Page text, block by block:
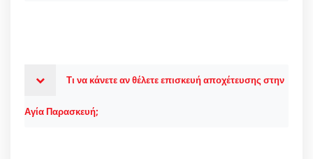
Τι να κάνετε αν θέλετε επισκευή αποχέτευσης στην
Αγία Παρασκευή;